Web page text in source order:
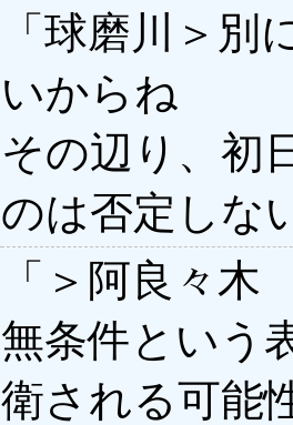
「球磨川＞
いからね
その辺り、初
のは否定しな
「＞阿良々木
無条件という
衛される可能